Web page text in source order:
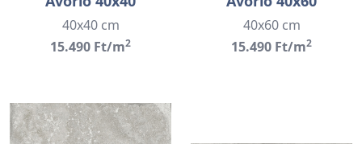
40x40 cm
15.490 Ft/m2
40x60 cm
15.490 Ft/m2